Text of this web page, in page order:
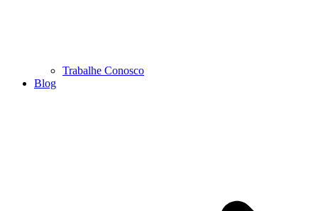
Trabalhe Conosco
Blog